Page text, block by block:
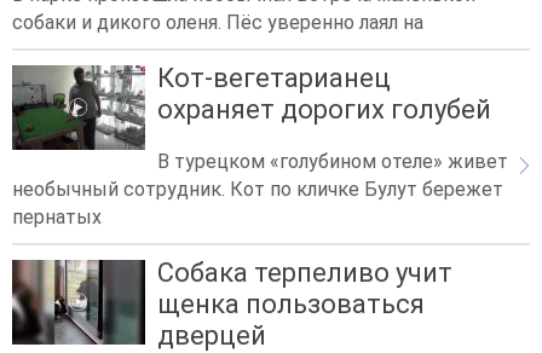
собаки и дикого оленя. Пёс уверенно лаял на
Кот-вегетарианец
охраняет дорогих голубей
В турецком «голубином отеле» живет
необычный сотрудник. Кот по кличке Булут бережет
пернатых
Собака терпеливо учит
щенка пользоваться
дверцей